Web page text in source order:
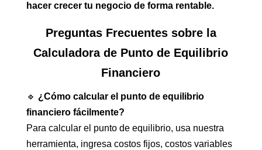
hacer crecer tu negocio de forma rentable.
Preguntas Frecuentes sobre la
Calculadora de Punto de Equilibrio
Financiero
🔹 ¿Cómo calcular el punto de equilibrio
financiero fácilmente?
Para calcular el punto de equilibrio, usa nuestra
herramienta, ingresa costos fijos, costos variables